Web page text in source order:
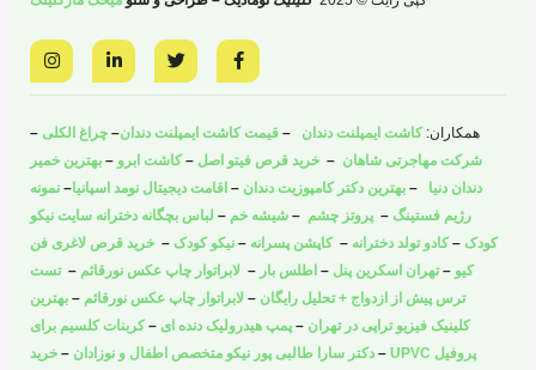
F
a
c
o
o
k
-
w
i
e
r
L
i
n
d
-
n
I
n
s
g
r
a
m
همکاران: کاشت ایمپلنت دندان – قیمت کاشت ایمپلنت دندان– چراغ الکلی –
شرکت مهاجرتی شاهان – خرید قرص فیتو اصل –کاشت ابرو – بهترین خمیر
دندان دنیا – بهترین دکتر کامپوزیت دندان – اقامت دیجیتال نومد اسپانیا– نمونه
رژیم فستینگ – پروتز چشم – شیشه خم – لباس بچگانه دخترانه سایت نیکو
کودک –کادو تولد دخترانه –کاپشن پسرانه – نیکو کودک – خرید قرص لاغری فن
کیو –تهران اسکرین پنل – اطلس بار – لابراتوار چاپ عکس نورقائم –تست
ترس پیش از ازدواج + تحلیل رایگان – لابراتوار چاپ عکس نورقائم – بهترین
کلینیک فیزیو تراپی در تهران – پمپ هیدرولیک دنده ای –کربنات کلسیم برای
پروفیل UPVC
– دکتر سارا طالبی پور نیکو متخصص اطفال و نوزادان – خرید